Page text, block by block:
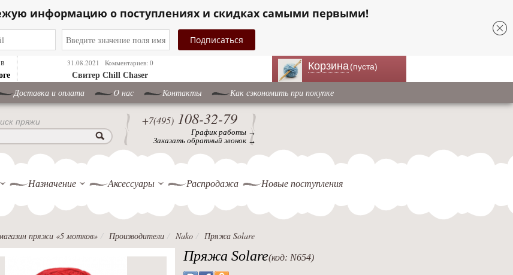
информацию о поступлениях и скидках самыми первыми!
31.08.2021
Комментариев: 0
Свитер Chill Chaser
Корзина(пуста)
Доставка и оплата O нас Контакты Как сэкономить при покупке
пряжи +7(495) 108-32-79
График работы →
Заказать обратный звонок →
Назначение Аксессуары Распродажа Новые поступления
пряжи «5 мотков» Производители Nako Пряжа Solare
Пряжа Solare(код: N654)